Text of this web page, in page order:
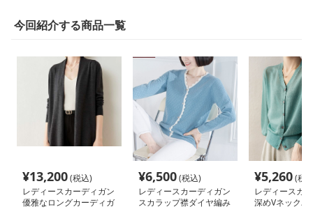
今回紹介する商品一覧
¥13,200(税込)
レディースカーディガン
優雅なロングカーディガ
¥6,500(税込)
レディースカーディガン
スカラップ襟ダイヤ編み
¥5,260(税
レディースカ
深めVネックバ